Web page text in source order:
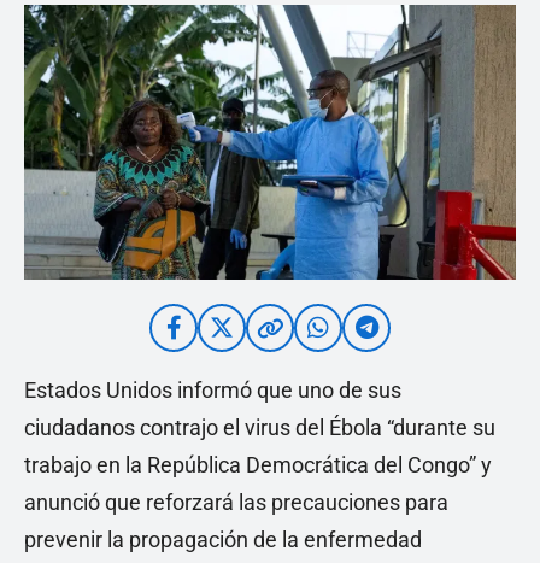
Estados Unidos informó que uno de sus
ciudadanos contrajo el virus del Ébola “durante su
trabajo en la República Democrática del Congo” y
anunció que reforzará las precauciones para
prevenir la propagación de la enfermedad